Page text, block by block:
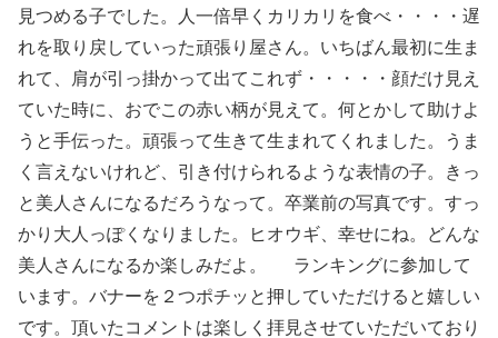
見つめる子でした。人一倍早くカリカリを食べ・・・・遅
れを取り戻していった頑張り屋さん。いちばん最初に生ま
れて、肩が引っ掛かって出てこれず・・・・・顔だけ見え
ていた時に、おでこの赤い柄が見えて。何とかして助けよ
うと手伝った。頑張って生きて生まれてくれました。うま
く言えないけれど、引き付けられるような表情の子。きっ
と美人さんになるだろうなって。卒業前の写真です。すっ
かり大人っぽくなりました。ヒオウギ、幸せにね。どんな
美人さんになるか楽しみだよ。 ランキングに参加して
います。バナーを２つポチッと押していただけると嬉しい
です。頂いたコメントは楽しく拝見させていただいており